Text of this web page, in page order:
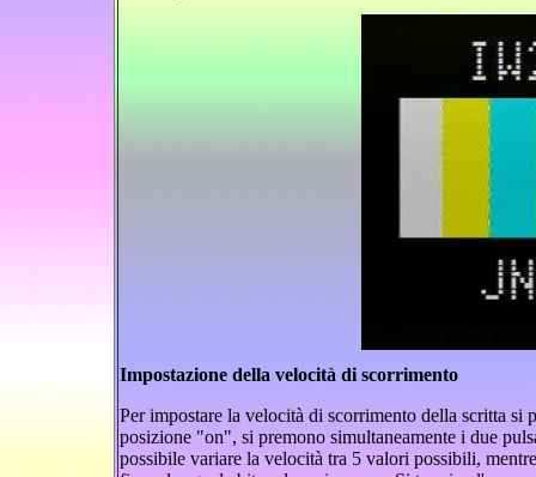
Impostazione della velocità di scorrimento
Per impostare la velocità di scorrimento della scritta si
posizione "on", si premono simultaneamente i due
possibile variare la velocità tra 5 valori possibili,